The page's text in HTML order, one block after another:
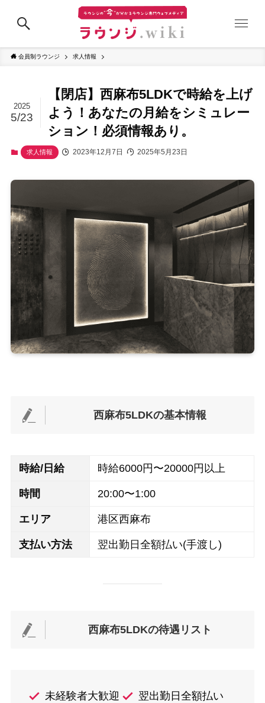
会員制ラウンジ 求人情報
【閉店】西麻布5LDKで時給を上げ
よう！あなたの月給をシミュレー
ション！必須情報あり。
2025
5/23
求人情報 2023年12月7日 2025年5月23日
西麻布5LDKの基本情報
時給/日給 時給6000円〜20000円以上
時間 20:00〜1:00
エリア 港区西麻布
支払い方法 翌出勤日全額払い(手渡し)
西麻布5LDKの待遇リスト
未経験者大歓迎
翌出勤日全額払い